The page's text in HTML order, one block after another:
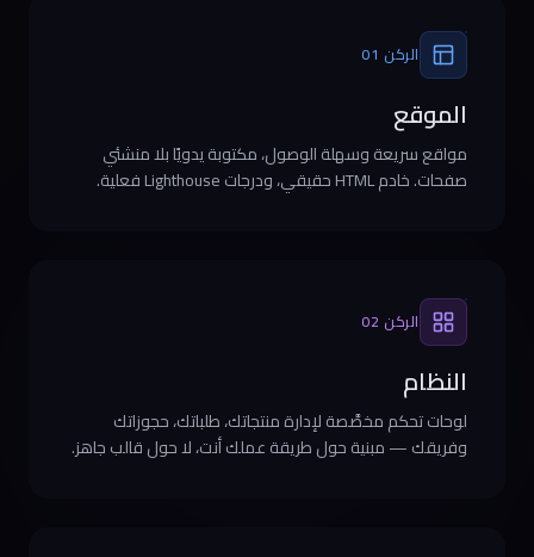
الركن 01
الموقع
مواقع سريعة وسهلة الوصول، مكتوبة يدويًا بلا منشئي
صفحات. خادم HTML حقيقي، ودرجات Lighthouse فعلية.
الركن 02
النظام
لوحات تحكم مخصَّصة لإدارة منتجاتك، طلباتك، حجوزاتك
وفريقك — مبنية حول طريقة عملك أنت، لا حول قالب جاهز.